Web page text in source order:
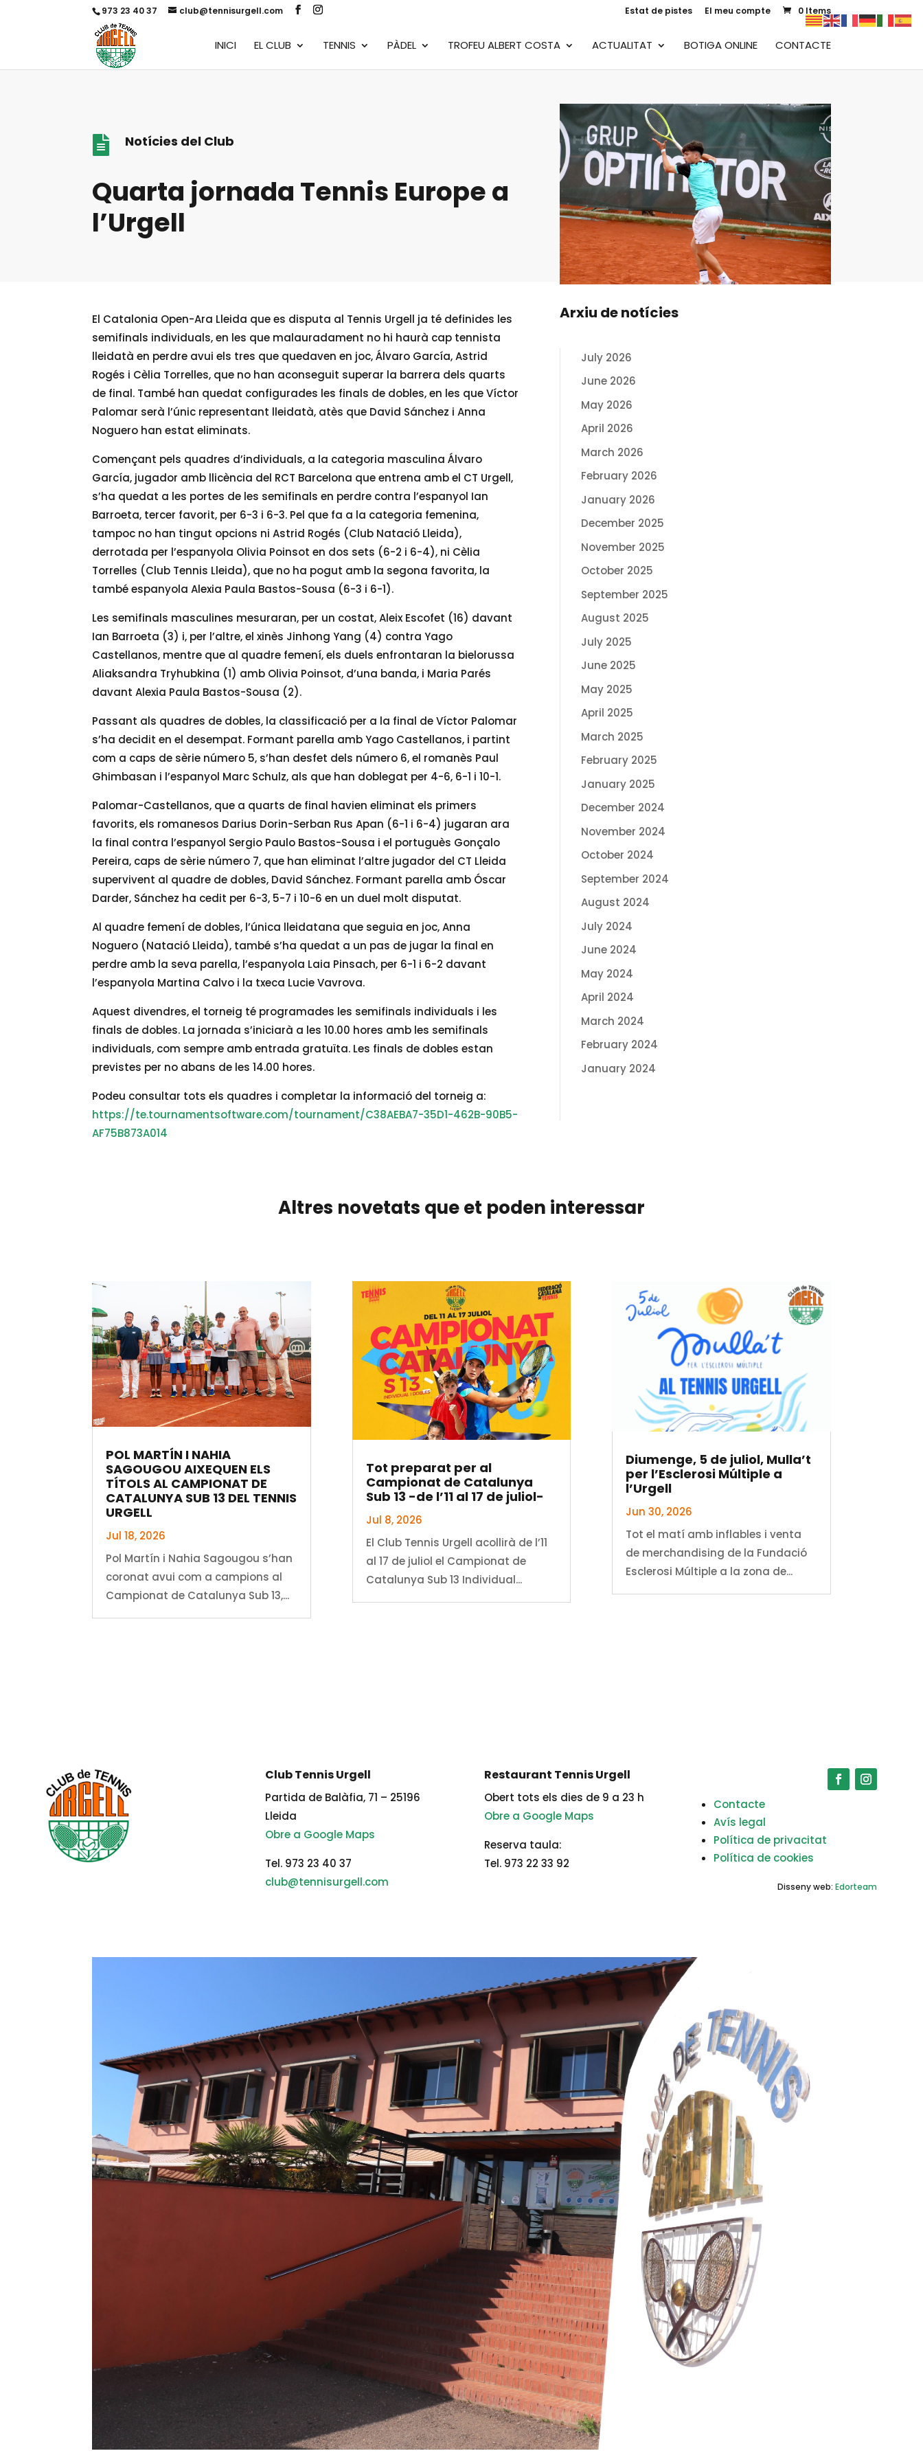
973 23 40 37 club@tennisurgell.com Estat de pistes El meu compte 0 Items
INICI EL CLUB TENNIS PÀDEL TROFEU ALBERT COSTA ACTUALITAT BOTIGA ONLINE CONTACTE
 Notícies del Club
Quarta jornada Tennis Europe a
l’Urgell
El Catalonia Open-Ara Lleida que es disputa al Tennis Urgell ja té definides les
semifinals individuals, en les que malauradament no hi haurà cap tennista
lleidatà en perdre avui els tres que quedaven en joc, Álvaro García, Astrid
Rogés i Cèlia Torrelles, que no han aconseguit superar la barrera dels quarts
de final. També han quedat configurades les finals de dobles, en les que Víctor
Palomar serà l’únic representant lleidatà, atès que David Sánchez i Anna
Noguero han estat eliminats.
Començant pels quadres d’individuals, a la categoria masculina Álvaro
García, jugador amb llicència del RCT Barcelona que entrena amb el CT Urgell,
s’ha quedat a les portes de les semifinals en perdre contra l’espanyol Ian
Barroeta, tercer favorit, per 6-3 i 6-3. Pel que fa a la categoria femenina,
tampoc no han tingut opcions ni Astrid Rogés (Club Natació Lleida),
derrotada per l’espanyola Olivia Poinsot en dos sets (6-2 i 6-4), ni Cèlia
Torrelles (Club Tennis Lleida), que no ha pogut amb la segona favorita, la
també espanyola Alexia Paula Bastos-Sousa (6-3 i 6-1).
Les semifinals masculines mesuraran, per un costat, Aleix Escofet (16) davant
Ian Barroeta (3) i, per l’altre, el xinès Jinhong Yang (4) contra Yago
Castellanos, mentre que al quadre femení, els duels enfrontaran la bielorussa
Aliaksandra Tryhubkina (1) amb Olivia Poinsot, d’una banda, i Maria Parés
davant Alexia Paula Bastos-Sousa (2).
Passant als quadres de dobles, la classificació per a la final de Víctor Palomar
s’ha decidit en el desempat. Formant parella amb Yago Castellanos, i partint
com a caps de sèrie número 5, s’han desfet dels número 6, el romanès Paul
Ghimbasan i l’espanyol Marc Schulz, als que han doblegat per 4-6, 6-1 i 10-1.
Palomar-Castellanos, que a quarts de final havien eliminat els primers
favorits, els romanesos Darius Dorin-Serban Rus Apan (6-1 i 6-4) jugaran ara
la final contra l’espanyol Sergio Paulo Bastos-Sousa i el portuguès Gonçalo
Pereira, caps de sèrie número 7, que han eliminat l’altre jugador del CT Lleida
supervivent al quadre de dobles, David Sánchez. Formant parella amb Óscar
Darder, Sánchez ha cedit per 6-3, 5-7 i 10-6 en un duel molt disputat.
Al quadre femení de dobles, l’única lleidatana que seguia en joc, Anna
Noguero (Natació Lleida), també s’ha quedat a un pas de jugar la final en
perdre amb la seva parella, l’espanyola Laia Pinsach, per 6-1 i 6-2 davant
l’espanyola Martina Calvo i la txeca Lucie Vavrova.
Aquest divendres, el torneig té programades les semifinals individuals i les
finals de dobles. La jornada s’iniciarà a les 10.00 hores amb les semifinals
individuals, com sempre amb entrada gratuïta. Les finals de dobles estan
previstes per no abans de les 14.00 hores.
Podeu consultar tots els quadres i completar la informació del torneig a:
https://te.tournamentsoftware.com/tournament/C38AEBA7-35D1-462B-90B5-
AF75B873A014
Arxiu de notícies
July 2026
June 2026
May 2026
April 2026
March 2026
February 2026
January 2026
December 2025
November 2025
October 2025
September 2025
August 2025
July 2025
June 2025
May 2025
April 2025
March 2025
February 2025
January 2025
December 2024
November 2024
October 2024
September 2024
August 2024
July 2024
June 2024
May 2024
April 2024
March 2024
February 2024
January 2024
Altres novetats que et poden interessar
POL MARTÍN I NAHIA
SAGOUGOU AIXEQUEN ELS
TÍTOLS AL CAMPIONAT DE
CATALUNYA SUB 13 DEL TENNIS
URGELL
Jul 18, 2026
Pol Martín i Nahia Sagougou s’han
coronat avui com a campions al
Campionat de Catalunya Sub 13,...
Tot preparat per al
Campionat de Catalunya
Sub 13 -de l’11 al 17 de juliol-
Jul 8, 2026
El Club Tennis Urgell acollirà de l’11
al 17 de juliol el Campionat de
Catalunya Sub 13 Individual...
Diumenge, 5 de juliol, Mulla’t
per l’Esclerosi Múltiple a
l’Urgell
Jun 30, 2026
Tot el matí amb inflables i venta
de merchandising de la Fundació
Esclerosi Múltiple a la zona de...
Club Tennis Urgell
Partida de Balàfia, 71 – 25196
Lleida
Obre a Google Maps
Tel. 973 23 40 37
club@tennisurgell.com
Restaurant Tennis Urgell
Obert tots els dies de 9 a 23 h
Obre a Google Maps
Reserva taula:
Tel. 973 22 33 92
Contacte
Avís legal
Política de privacitat
Política de cookies
Disseny web: Edorteam